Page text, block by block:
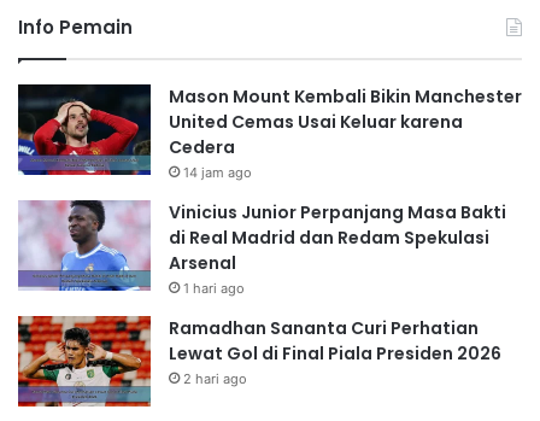
Info Pemain
Mason Mount Kembali Bikin Manchester
United Cemas Usai Keluar karena
Cedera
14 jam ago
Vinicius Junior Perpanjang Masa Bakti
di Real Madrid dan Redam Spekulasi
Arsenal
1 hari ago
Ramadhan Sananta Curi Perhatian
Lewat Gol di Final Piala Presiden 2026
2 hari ago